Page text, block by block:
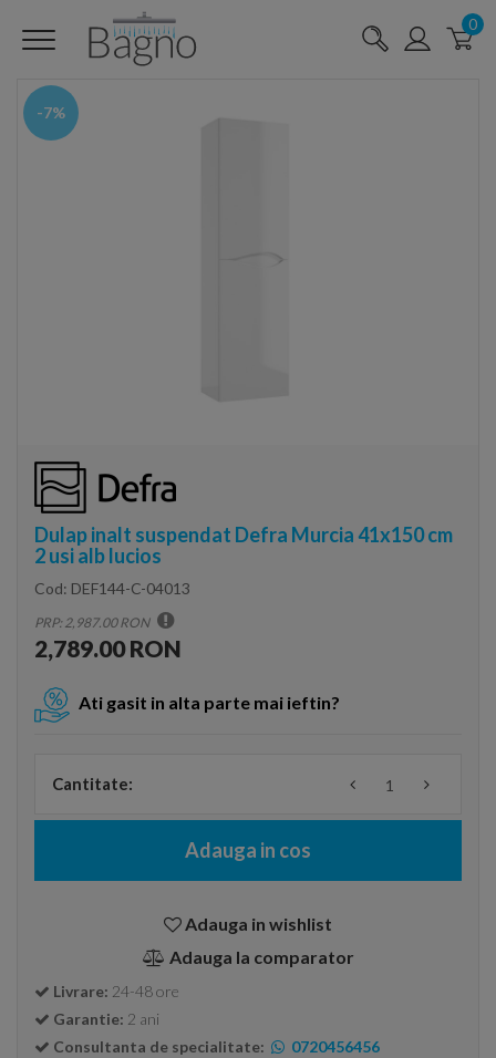
0
-7%
Dulap inalt suspendat Defra Murcia 41x150 cm
2 usi alb lucios
Cod: DEF144-C-04013
PRP: 2,987.00 RON
2,789.00 RON
Ati gasit in alta parte mai ieftin?
Cantitate:
Adauga in cos
Adauga in wishlist
Adauga la comparator
Livrare: 24-48 ore
Garantie: 2 ani
Consultanta de specialitate:
0720456456